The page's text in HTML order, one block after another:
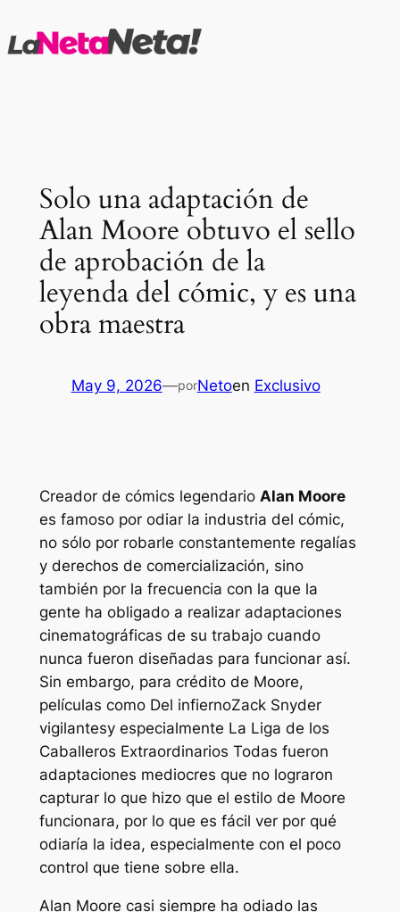
al
Solo una adaptación de
Alan Moore obtuvo el sello
de aprobación de la
leyenda del cómic, y es una
obra maestra
May 9, 2026—porNetoen Exclusivo
Creador de cómics legendario Alan Moore
es famoso por odiar la industria del cómic,
no sólo por robarle constantemente regalías
y derechos de comercialización, sino
también por la frecuencia con la que la
gente ha obligado a realizar adaptaciones
cinematográficas de su trabajo cuando
nunca fueron diseñadas para funcionar así.
Sin embargo, para crédito de Moore,
películas como Del infiernoZack Snyder
vigilantesy especialmente La Liga de los
Caballeros Extraordinarios Todas fueron
adaptaciones mediocres que no lograron
capturar lo que hizo que el estilo de Moore
funcionara, por lo que es fácil ver por qué
odiaría la idea, especialmente con el poco
control que tiene sobre ella.
Alan Moore casi siempre ha odiado las